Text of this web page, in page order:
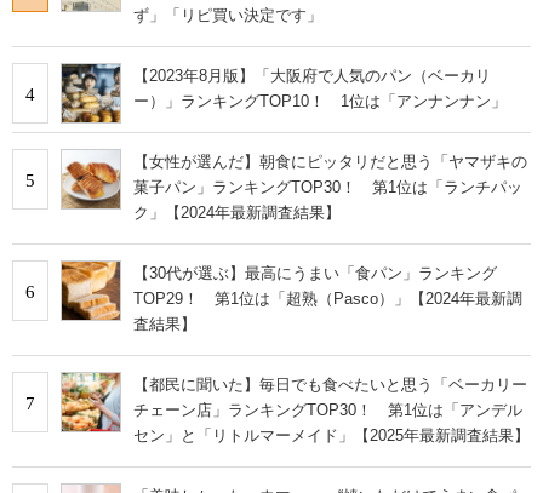
ず」「リピ買い決定です」
4
【2023年8月版】「大阪府で人気のパン（ベーカリ
ー）」ランキングTOP10！ 1位は「アンナンナン」
5
【女性が選んだ】朝食にピッタリだと思う「ヤマザキの
菓子パン」ランキングTOP30！ 第1位は「ランチパッ
ク」【2024年最新調査結果】
6
【30代が選ぶ】最高にうまい「食パン」ランキング
TOP29！ 第1位は「超熟（Pasco）」【2024年最新調
査結果】
7
【都民に聞いた】毎日でも食べたいと思う「ベーカリー
チェーン店」ランキングTOP30！ 第1位は「アンデル
セン」と「リトルマーメイド」【2025年最新調査結果】